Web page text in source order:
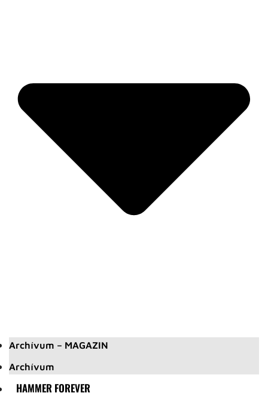
Archívum – MAGAZIN
Archívum
HAMMER FOREVER